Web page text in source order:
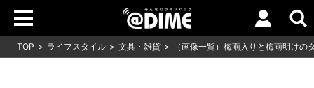
TOP ライフスタイル 文具・雑貨 （画像一覧）梅雨入りと梅雨明け